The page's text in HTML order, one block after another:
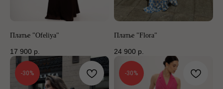
Платье "Ofeliya"
17 900 р.
Платье "Flora"
24 900 р.
-30% -30%